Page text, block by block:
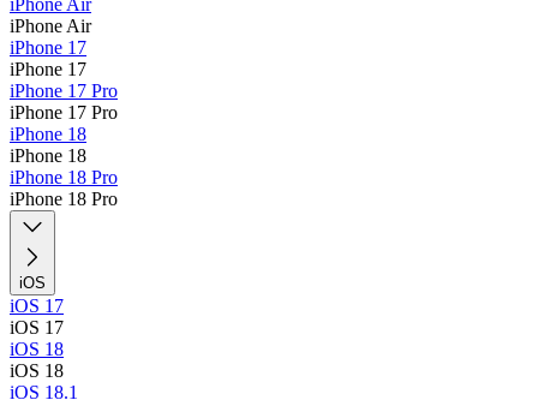
iPhone Air
iPhone 17
iPhone 17
iPhone 17 Pro
iPhone 17 Pro
iPhone 18
iPhone 18
iPhone 18 Pro
iPhone 18 Pro
iOS
iOS 17
iOS 17
iOS 18
iOS 18
iOS 18.1